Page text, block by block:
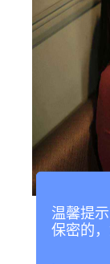
以下练习
温馨提
保密的